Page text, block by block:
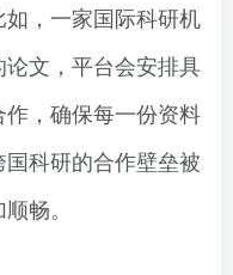
，一家国际科研机
文，平台会安排具
，确保每一份资料
科研的合作壁垒被
畅。